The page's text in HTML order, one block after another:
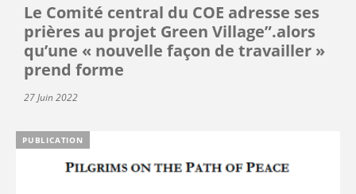
Le Comité central du COE adresse ses
prières au projet Green Village”.alors
qu’une « nouvelle façon de travailler »
prend forme
27 Juin 2022
PUBLICATION